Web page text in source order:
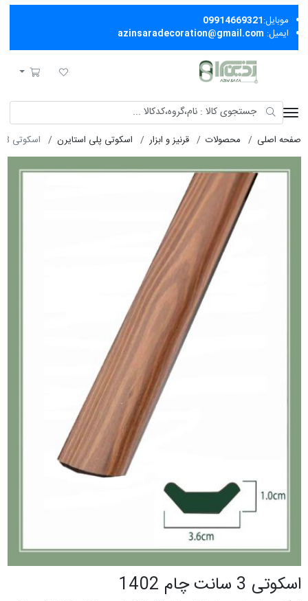
موبایل:09914669321
ایمیل: azinsaradecoration@gmail.com
لیست مورد علاقه
سبد خرید
صفحه اصلی محصولات قرنیز و ابزار اسکوتی پلی استایرن اسکوتی 3 سانت چام 1402
اسکوتی 3 سانت چام 1402